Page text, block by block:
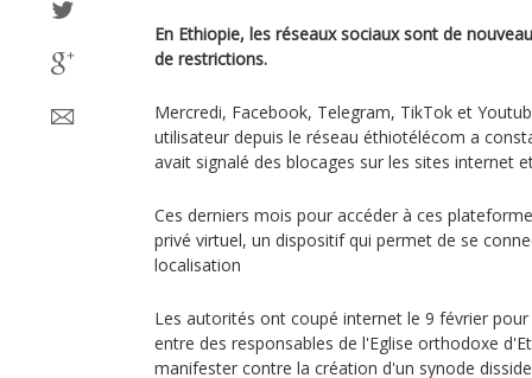
En Ethiopie, les réseaux sociaux sont de
de restrictions.
Mercredi, Facebook, Telegram, TikTok et
utilisateur depuis le réseau éthiotélécom a
avait signalé des blocages sur les sites internet
Ces derniers mois pour accéder à ces
privé virtuel, un dispositif qui permet de se
localisation
Les autorités ont coupé internet le 9 février
entre des responsables de l'Eglise orthodoxe
manifester contre la création d'un synode